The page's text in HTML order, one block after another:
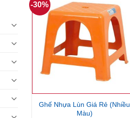
-30%
Ghế Nhựa Lùn Giá Rẻ (Nhiều
Màu)